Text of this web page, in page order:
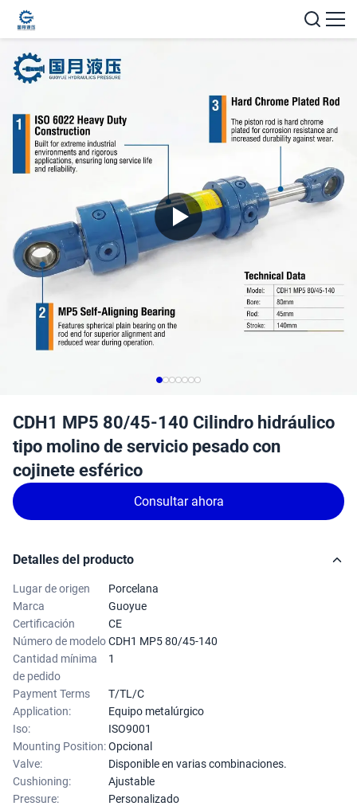
CDH1 MP5 80/45-140 Cilindro hidráulico
tipo molino de servicio pesado con
cojinete esférico
Consultar ahora
Detalles del producto
Lugar de origen
Porcelana
Marca
Guoyue
Certificación
CE
Número de modeloCDH1 MP5 80/45-140
Cantidad mínima
de pedido
1
Payment Terms
T/TL/C
Application:
Equipo metalúrgico
Iso:
ISO9001
Mounting Position:Opcional
Valve:
Disponible en varias combinaciones.
Cushioning:
Ajustable
Pressure:
Personalizado